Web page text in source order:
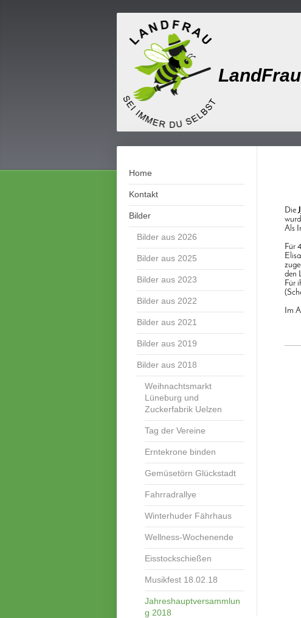
Home
Kontakt
Bilder
Bilder aus 2026
Bilder aus 2025
Bilder aus 2023
Bilder aus 2022
Bilder aus 2021
Bilder aus 2019
Bilder aus 2018
Weihnachtsmarkt
Lüneburg und
Zuckerfabrik Uelzen
Tag der Vereine
Erntekrone binden
Gemüsetörn Glückstadt
Fahrradrallye
Winterhuder Fährhaus
Wellness-Wochenende
Eisstockschießen
Musikfest 18.02.18
Jahreshauptversammlun
g 2018
Die
Als
Für
den
Für
Im